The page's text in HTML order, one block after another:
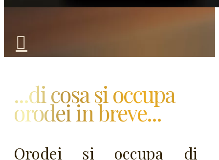
...di cosa si occupa
orodei in breve...
Orodei si occupa di